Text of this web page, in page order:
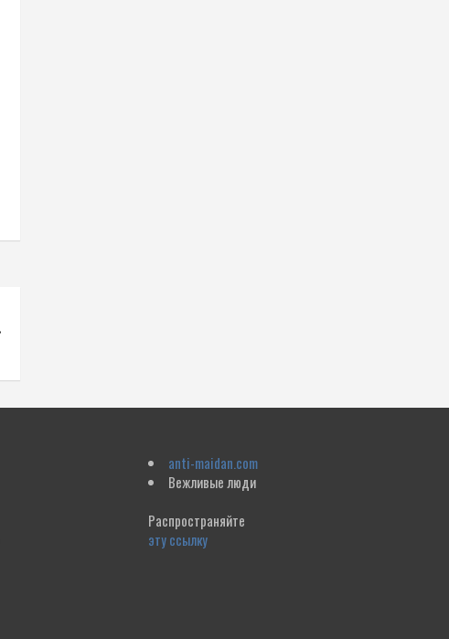
anti-maidan.com
Вежливые люди
Распространяйте
эту ссылку